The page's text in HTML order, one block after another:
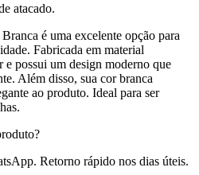
atacado.
é uma excelente opção para
Fabricada em material
e possui um design moderno que
Além disso, sua cor branca
ao produto. Ideal para ser
Retorno rápido nos dias úteis.